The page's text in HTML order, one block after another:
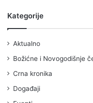
Kategorije
Aktualno
Božićne i Novogodišnje
Crna kronika
Događaji